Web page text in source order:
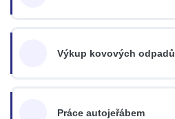
Výkup kovových odpadů
Práce autojeřábem